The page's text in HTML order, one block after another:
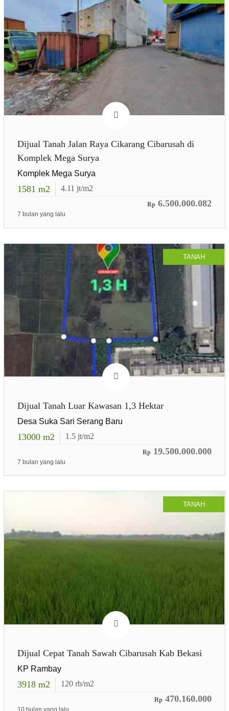
Dijual Tanah Jalan Raya Cikarang Cibarusah di
Komplek Mega Surya
Komplek Mega Surya
1581 m2 4.11 jt/m2
Rp 6.500.000.082
7 bulan yang lalu
TANAH
Dijual Tanah Luar Kawasan 1,3 Hektar
Desa Suka Sari Serang Baru
13000 m2 1.5 jt/m2
Rp 19.500.000.000
7 bulan yang lalu
TANAH
Dijual Cepat Tanah Sawah Cibarusah Kab Bekasi
KP Rambay
3918 m2 120 rb/m2
Rp 470.160.000
10 bulan yang lalu